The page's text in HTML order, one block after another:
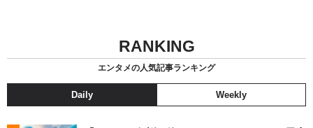
RANKING
エンタメの人気記事ランキング
Daily Weekly